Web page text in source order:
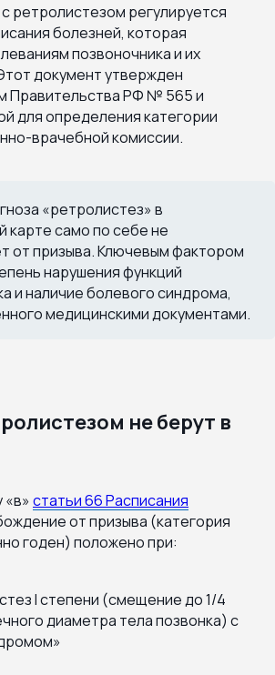
ретролистезом регулируется
болезней, которая
позвоночника и их
документ утвержден
Правительства РФ № 565 и
для определения категории
врачебной комиссии.
«ретролистез» в
карте само по себе не
от призыва. Ключевым фактором
нарушения функций
и наличие болевого синдрома,
медицинскими документами.
не берут в
«в» статьи 66 Расписания
от призыва (категория
годен) положено при:
I степени (смещение до 1/4
диаметра тела позвонка) с